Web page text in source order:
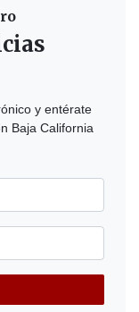
y entérate
Baja California